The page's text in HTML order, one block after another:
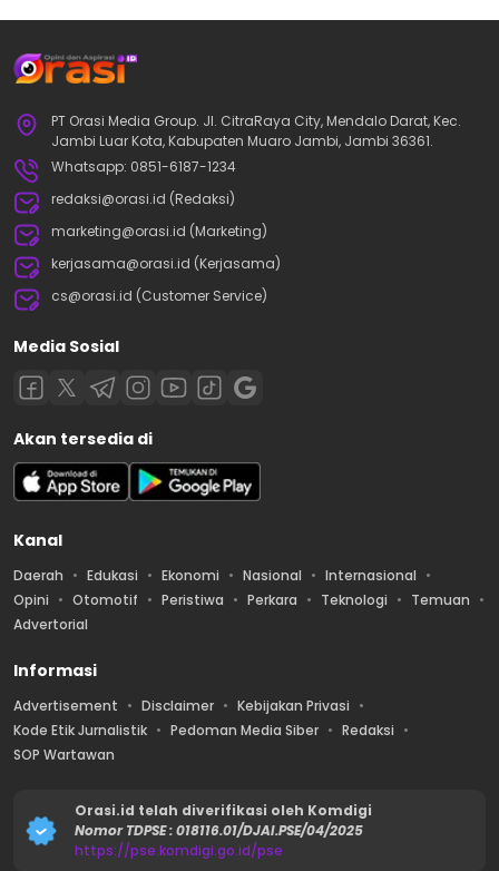
PT Orasi Media Group. Jl. CitraRaya City, Mendalo Darat, Kec.
Jambi Luar Kota, Kabupaten Muaro Jambi, Jambi 36361.
Whatsapp: 0851-6187-1234
redaksi@orasi.id (Redaksi)
marketing@orasi.id (Marketing)
kerjasama@orasi.id (Kerjasama)
cs@orasi.id (Customer Service)
Media Sosial
Akan tersedia di
Kanal
Daerah Edukasi Ekonomi Nasional
Internasional
Opini
Otomotif Peristiwa Perkara Teknologi
Temuan
Advertorial
Informasi
Advertisement Disclaimer
Kebijakan Privasi
Kode Etik Jurnalistik
Pedoman Media Siber
Redaksi
SOP Wartawan
Orasi.id telah diverifikasi oleh Komdigi
Nomor TDPSE : 018116.01/DJAI.PSE/04/2025
https://pse.komdigi.go.id/pse